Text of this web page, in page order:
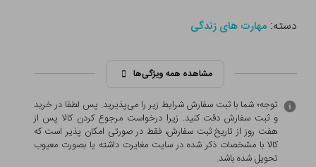
دسته:مهارت های زندگی
مشاهده همه ویژگی‌ها
توجه؛ شما با ثبت سفارش شرایط زیر را می‌پذیرید. پس لطفا در خرید
و ثبت سفارش دقت کنید. زیرا درخواست مرجوع کردن کالا پس از
هفت روز از تاریخ ثبت سفارش، فقط در صورتی امکان پذیر است که
کالا با مشخصات ذکر شده در سایت مغایرت داشته یا بصورت معيوب
تحویل شده باشد.